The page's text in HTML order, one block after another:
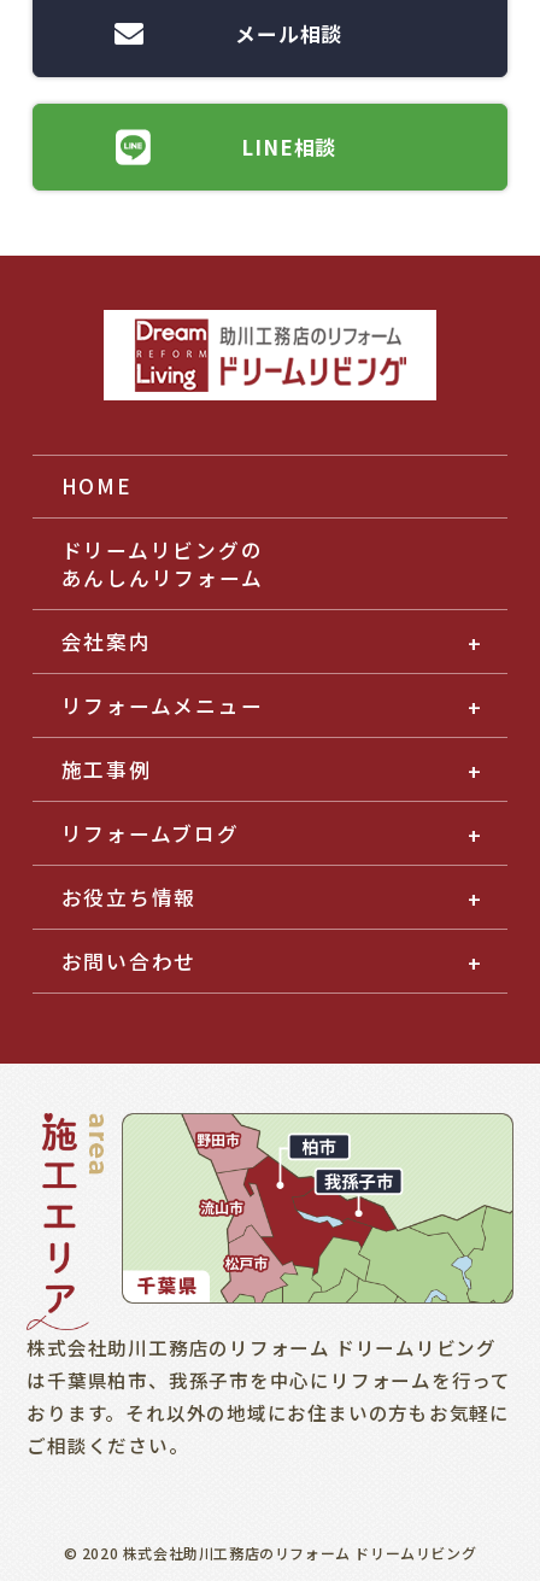
メール相談
LINE相談
HOME
ドリームリビングの
あんしんリフォーム
会社案内
リフォームメニュー
施工事例
リフォームブログ
お役立ち情報
お問い合わせ
株式会社助川工務店のリフォーム ドリームリビング
は千葉県柏市、我孫子市を中心にリフォームを行って
おります。それ以外の地域にお住まいの方もお気軽に
ご相談ください。
© 2020 株式会社助川工務店のリフォーム ドリームリビング